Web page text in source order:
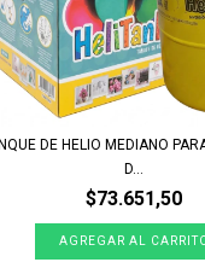
DE HELIO MEDIANO
D...
$73.651,50